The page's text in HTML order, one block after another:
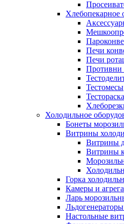
Хлебопекарное
Печи
Печи
Противни
Тестомесы
Холодильное
Бонеты
Витрины
Витрины
Витрины
Горка
Камеры и
Ларь
Настольные